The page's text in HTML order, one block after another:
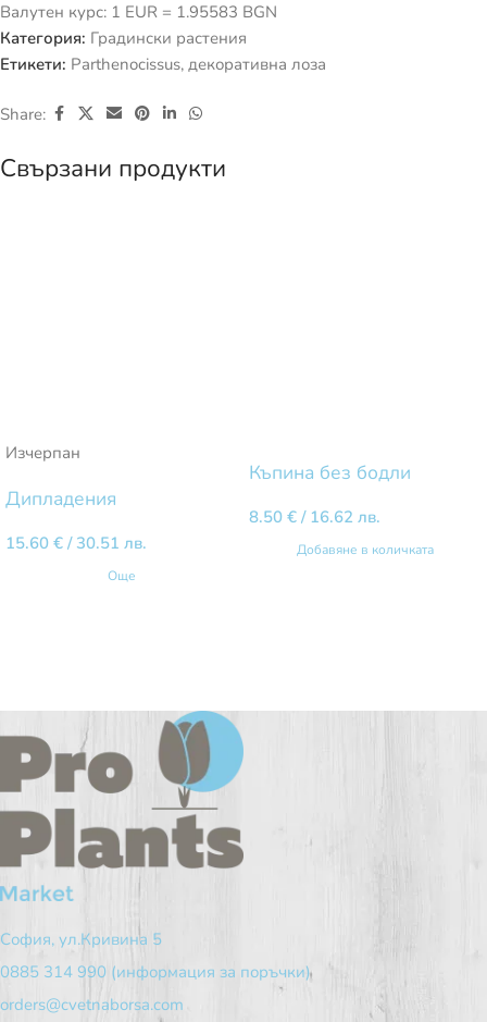
Валутен курс: 1 EUR = 1.95583 BGN
Категория: Градински растения
Етикети: Parthenocissus, декоративна лоза
Share:
Свързани продукти
Изчерпан
Дипладения
15.60 € / 30.51 лв.
Още
Къпина без бодли
8.50 € / 16.62 лв.
Добавяне в количката
София, ул.Кривина 5
0885 314 990 (информация за поръчки)
orders@cvetnaborsa.com